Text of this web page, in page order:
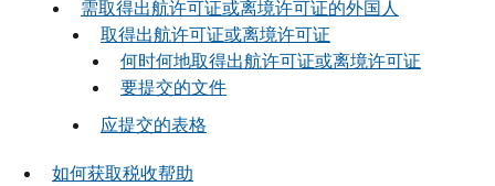
需取得出航许可证或离境许可证的外国人
取得出航许可证或离境许可证
何时何地取得出航许可证或离境许可证
要提交的文件
应提交的表格
如何获取税收帮助